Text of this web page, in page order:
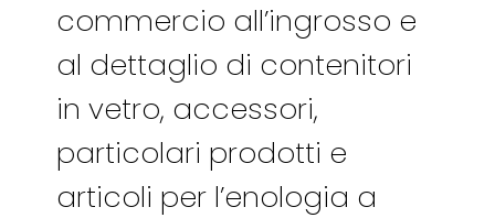
commercio all’ingrosso e
al dettaglio di contenitori
in vetro, accessori,
particolari prodotti e
articoli per l’enologia a